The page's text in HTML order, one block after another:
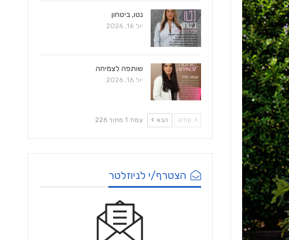
נטו, ביטחון
יול 16, 2026
שותפה לצמיחה
יול 16, 2026
קודם הבא עמוד 1 מתוך 226
הצטרף/י לניוזלטר